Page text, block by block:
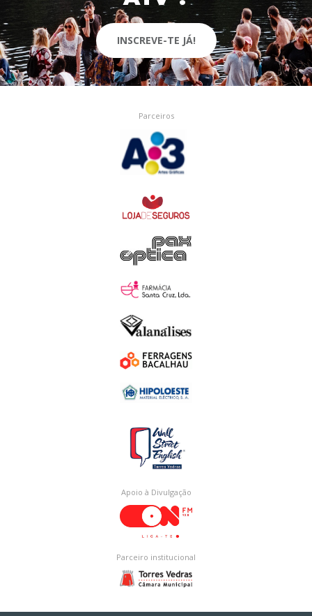
INSCREVE-TE JÁ!
Parceiros
Apoio à Divulgação
Parceiro institucional